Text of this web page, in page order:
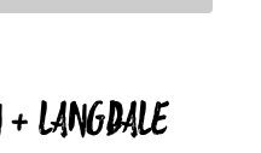
LANGDALE